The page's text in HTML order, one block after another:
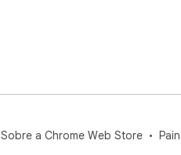
Sobre a Chrome Web Store